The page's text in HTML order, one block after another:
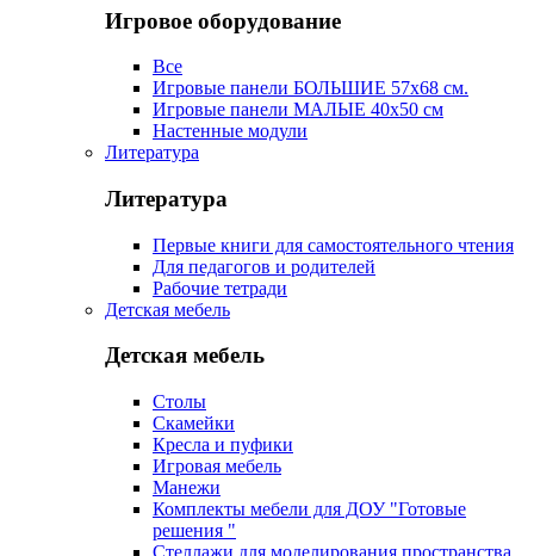
Игровое оборудование
Все
Игровые панели БОЛЬШИЕ 57х68 см.
Игровые панели МАЛЫЕ 40х50 см
Настенные модули
Литература
Литература
Первые книги для самостоятельного чтения
Для педагогов и родителей
Рабочие тетради
Детская мебель
Детская мебель
Столы
Скамейки
Кресла и пуфики
Игровая мебель
Манежи
Комплекты мебели для ДОУ "Готовые
решения "